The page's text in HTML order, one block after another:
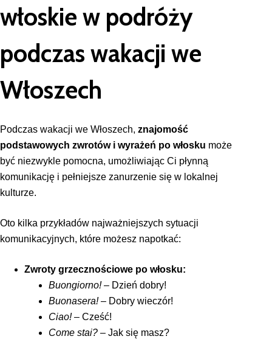
włoskie w podróży
podczas wakacji we
Włoszech
Podczas wakacji we Włoszech, znajomość
podstawowych zwrotów i wyrażeń po włosku może
być niezwykle pomocna, umożliwiając Ci płynną
komunikację i pełniejsze zanurzenie się w lokalnej
kulturze.
Oto kilka przykładów najważniejszych sytuacji
komunikacyjnych, które możesz napotkać:
Zwroty grzecznościowe po włosku:
Buongiorno!– Dzień dobry!
Buonasera!– Dobry wieczór!
Ciao!– Cześć!
Come stai? – Jak się masz?